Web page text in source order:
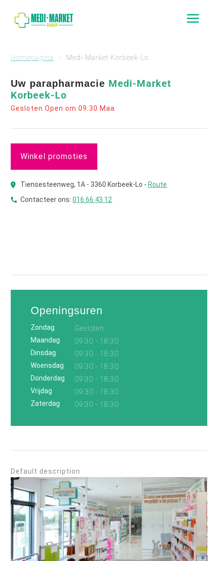
a
Homepagina Medi-Market Korbeek-Lo
Uw parapharmacie Medi-Market
Korbeek-Lo
Gesloten Open om 09:30 Maa
Winkel promoties
Tiensesteenweg, 1A - 3360 Korbeek-Lo - Route
Contacteer ons:016 66 43 12
Openingsuren
Zondag
Gesloten
Maandag
09:30 - 18:30
Dinsdag
09:30 - 18:30
Woensdag
09:30 - 18:30
Donderdag
09:30 - 18:30
Vrijdag
09:30 - 18:30
Zaterdag
09:30 - 18:30
Default description